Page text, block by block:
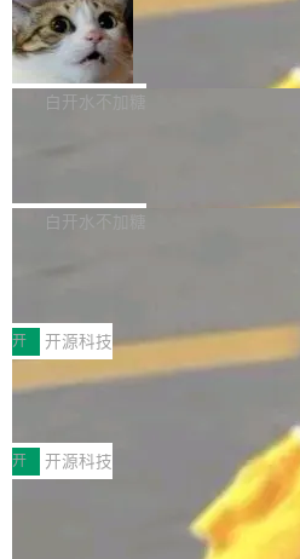
bet、微软以及 Meta 等传统科技巨头
ceXAI的资金消耗速度尤为引人瞩目
撑庞大支出的资金来源却呈现出截然
貌。数据显示，微软和 Meta 主要依
1.2，驱动这个 agent 的新模型。一
你可以用 curl -fsSL https://
sh | bash 安装一个能在大项目里自
代码、验证结果的 AI 终端工具。 据
个主 agent 循环，外加一组后台
美团开源 LoHoSearch，用知识
准 AI 能力认知
机器出题的前提，是让机器拥有全局
构建流程可以分为四个环节：建图 →
白开水不加糖
库，并将作为transport接入
MPComm将作为一种传输引擎接入
ENT，实现零拷贝传输性能提升30%
传输性能最高提升5倍。UCL-
于自研UCL-Engine通信引擎，后续
持续开源更多基于UCL-Engine的高
件。 腾讯网平团队在UCL-
个独立于业务线程的全局通信引擎（
白开水不加糖
型案例入选名单》，深信服“面向企业
开源 AI 编程平台 CoStrict 应用”凭借
创新与落地成效成功入选。 全链路私
助力企业AI研发安全落地 当前，越
经开始引入 AI Coding 工具，通过调
型或企业内部部署模型提升研发效率
Coding 从个人辅助工具逐步走向团
级应用，企业在规模化落地过程中，
开 开源科技
深信服AI算力网关入选工信部人工
前不久，工业和信息化部正式发布
智能应用典型案例名单》，集中展示
各领域的应用成果，覆盖技术底座、
产品应用、支撑保障、专题等五大方
AI算力网关（AI创新平台）成功入选
开 开源科技
Jeff Dean 离开 Google：一个时
束，一个实验室的开始
Google 员工编号 20。MapReduce